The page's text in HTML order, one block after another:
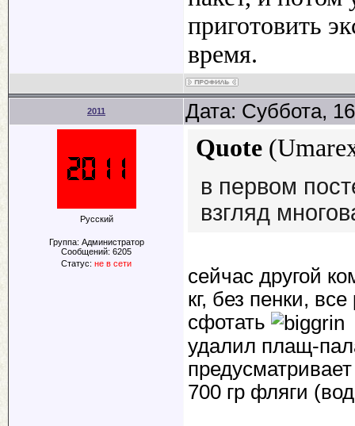
приготовить
время.
2011 Дата: Суббота,
Русский
Группа: Администратор
Сообщений: 6205
Статус: не в сети
Quote (
в первом
взгляд
сейчас другой
кг, без пенки,
сфотать
удалил плащ-
700 гр фляги